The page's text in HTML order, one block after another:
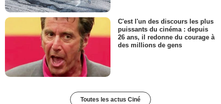
C'est l'un des discours les plus
puissants du cinéma : depuis
26 ans, il redonne du courage à
des millions de gens
Toutes les actus Ciné